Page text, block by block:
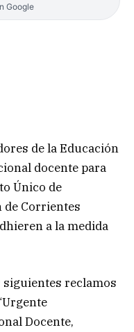
Google
de la Educación
docente para
Único de
de Corrientes
a la medida
siguientes reclamos
Docente,